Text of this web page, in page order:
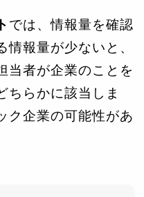
では、情報量を確認
情報量が少ないと、
当者が企業のことを
ちらかに該当しま
ク企業の可能性があ